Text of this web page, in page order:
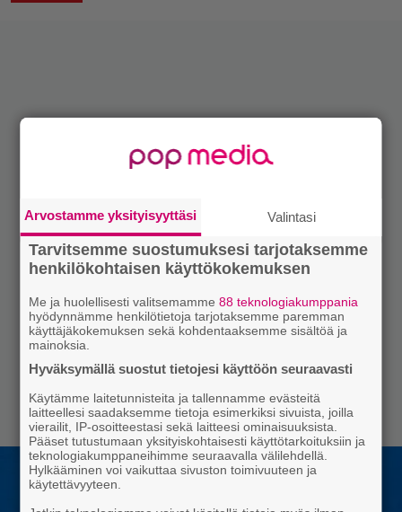
Arvostamme yksityisyyttäsi Valintasi
Tarvitsemme suostumuksesi tarjotaksemme
henkilökohtaisen käyttökokemuksen
Me ja huolellisesti valitsemamme88 teknologiakumppania
hyödynnämme henkilötietoja tarjotaksemme paremman
käyttäjäkokemuksen sekä kohdentaaksemme sisältöä ja
mainoksia.
Hyväksymällä suostut tietojesi käyttöön seuraavasti
Käytämme laitetunnisteita ja tallennamme evästeitä
laitteellesi saadaksemme tietoja esimerkiksi sivuista, joilla
vierailit, IP-osoitteestasi sekä laitteesi ominaisuuksista.
Pääset tutustumaan yksityiskohtaisesti käyttötarkoituksiin ja
teknologiakumppaneihimme seuraavalla välilehdellä.
Hylkääminen voi vaikuttaa sivuston toimivuuteen ja
käytettävyyteen.